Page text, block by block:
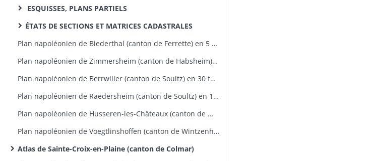
ESQUISSES, PLANS PARTIELS
ÉTATS DE SECTIONS ET MATRICES CADASTRALES
Plan napoléonien de Biederthal (canton de Ferrette) en 5 feuilles
Plan napoléonien de Zimmersheim (canton de Habsheim) en 9 feuilles
Plan napoléonien de Berrwiller (canton de Soultz) en 30 feuilles
Plan napoléonien de Raedersheim (canton de Soultz) en 17 feuilles
Plan napoléonien de Husseren-les-Châteaux (canton de Wintzenheim) en 5 feuilles
Plan napoléonien de Voegtlinshoffen (canton de Wintzenheim) en 8 feuilles
Atlas de Sainte-Croix-en-Plaine (canton de Colmar)